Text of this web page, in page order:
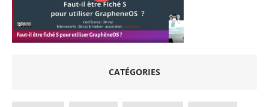
CATÉGORIES